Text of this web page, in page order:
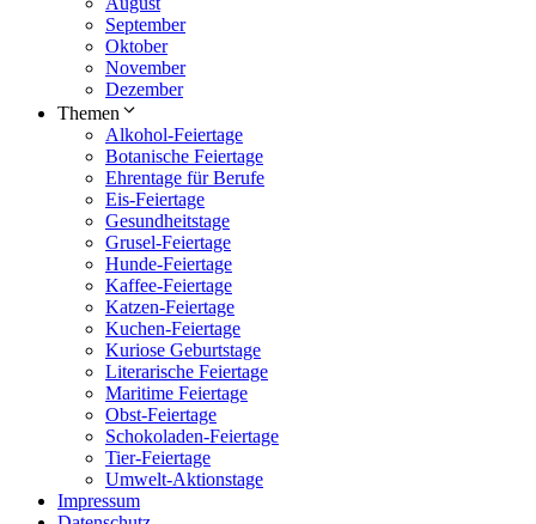
September
Oktober
November
Dezember
Themen
Alkohol-Feiertage
Botanische Feiertage
Ehrentage für Berufe
Eis-Feiertage
Gesundheitstage
Grusel-Feiertage
Hunde-Feiertage
Kaffee-Feiertage
Katzen-Feiertage
Kuchen-Feiertage
Kuriose Geburtstage
Literarische Feiertage
Maritime Feiertage
Obst-Feiertage
Schokoladen-Feiertage
Tier-Feiertage
Umwelt-Aktionstage
Impressum